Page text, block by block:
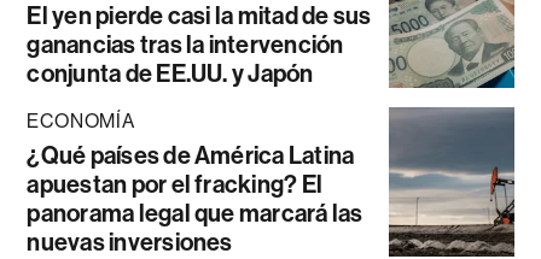
El yen pierde casi la mitad de sus
ganancias tras la intervención
conjunta de EE.UU. y Japón
ECONOMÍA
¿Qué países de América Latina
apuestan por el fracking? El
panorama legal que marcará las
nuevas inversiones